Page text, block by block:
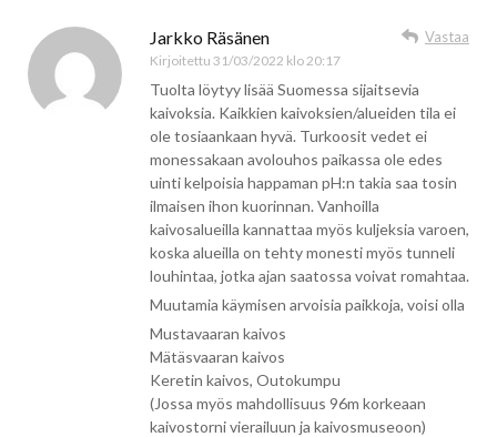
Jarkko Räsänen
Kirjoitettu 31/03/2022 klo 20:17
Vastaa
Tuolta löytyy lisää Suomessa sijaitsevia
kaivoksia. Kaikkien kaivoksien/alueiden tila ei
ole tosiaankaan hyvä. Turkoosit vedet ei
monessakaan avolouhos paikassa ole edes
uinti kelpoisia happaman pH:n takia saa tosin
ilmaisen ihon kuorinnan. Vanhoilla
kaivosalueilla kannattaa myös kuljeksia varoen,
koska alueilla on tehty monesti myös tunneli
louhintaa, jotka ajan saatossa voivat romahtaa.
Muutamia käymisen arvoisia paikkoja, voisi olla
Mustavaaran kaivos
Mätäsvaaran kaivos
Keretin kaivos, Outokumpu
(Jossa myös mahdollisuus 96m korkeaan
kaivostorni vierailuun ja kaivosmuseoon)